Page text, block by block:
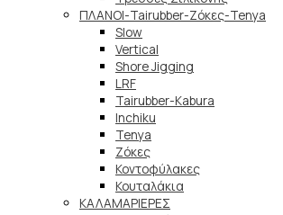
ΠΛΑΝΟΙ-Tairubber-Ζόκες-Tenya
Slow
Vertical
Shore Jigging
LRF
Tairubber-Kabura
Inchiku
Tenya
Ζόκες
Κοντοφύλακες
Κουταλάκια
ΚΑΛΑΜΑΡΙΕΡΕΣ